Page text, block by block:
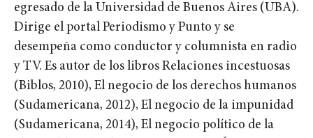
egresado de la Universidad de Buenos Aires (UBA).
Dirige el portal Periodismo y Punto y se
desempeña como conductor y columnista en radio
y TV. Es autor de los libros Relaciones incestuosas
(Biblos, 2010), El negocio de los derechos humanos
(Sudamericana, 2012), El negocio de la impunidad
(Sudamericana, 2014), El negocio político de la